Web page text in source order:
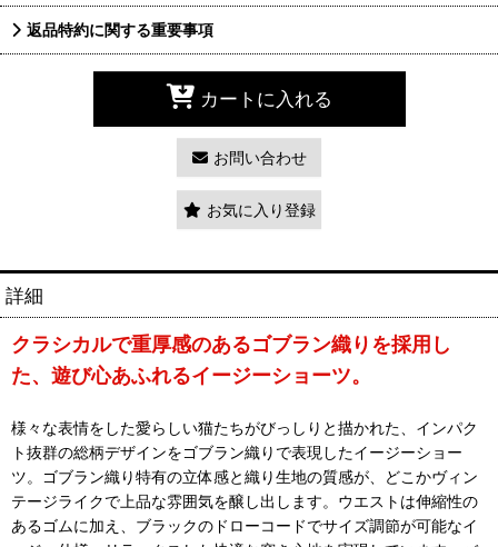
返品特約に関する重要事項
カートに入れる
お問い合わせ
お気に入り登録
詳細
クラシカルで重厚感のあるゴブラン織りを採用し
た、遊び心あふれるイージーショーツ。
様々な表情をした愛らしい猫たちがびっしりと描かれた、インパク
ト抜群の総柄デザインをゴブラン織りで表現したイージーショー
ツ。ゴブラン織り特有の立体感と織り生地の質感が、どこかヴィン
テージライクで上品な雰囲気を醸し出します。ウエストは伸縮性の
あるゴムに加え、ブラックのドローコードでサイズ調節が可能なイ